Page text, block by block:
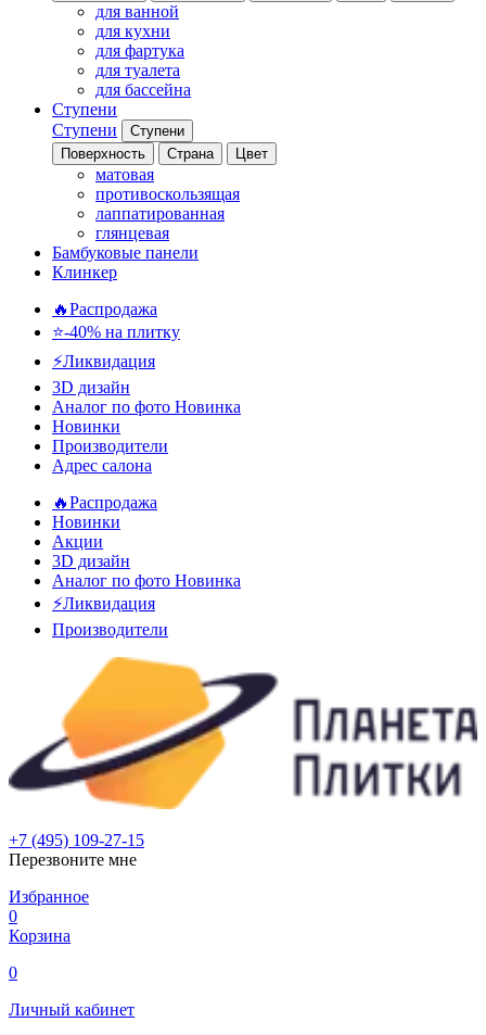
для ванной
для кухни
для фартука
для туалета
для бассейна
Ступени
Ступени
Ступени
Поверхность
Страна Цвет
матовая
противоскользящая
лаппатированная
глянцевая
Бамбуковые панели
Клинкер
🔥Распродажа
⭐-40% на плитку
⚡️Ликвидация
3D дизайн
Аналог по фото Новинка
Новинки
Производители
Адрес салона
🔥Распродажа
Новинки
Акции
3D дизайн
Аналог по фото Новинка
⚡Ликвидация
Производители
+7 (495) 109-27-15
Перезвоните мне
Избранное
0
Корзина
0
Личный кабинет